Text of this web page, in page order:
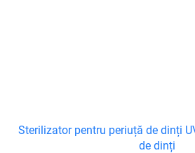
Sterilizator pentru periuță de dinți
de dinți